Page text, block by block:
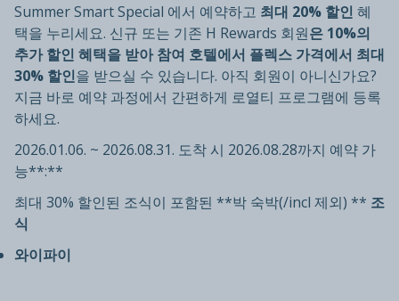
Summer Smart Special 에서 예약하고 최대 20% 할인 혜
택을 누리세요. 신규 또는 기존 H Rewards 회원은 10%의
추가 할인 혜택을 받아 참여 호텔에서 플렉스 가격에서 최대
30% 할인을 받으실 수 있습니다. 아직 회원이 아니신가요?
지금 바로 예약 과정에서 간편하게 로열티 프로그램에 등록
하세요.
2026.01.06. ~ 2026.08.31. 도착 시 2026.08.28까지 예약 가
능**:**
최대 30% 할인된 조식이 포함된 **박 숙박(/incl 제외) ** 조
식
와이파이